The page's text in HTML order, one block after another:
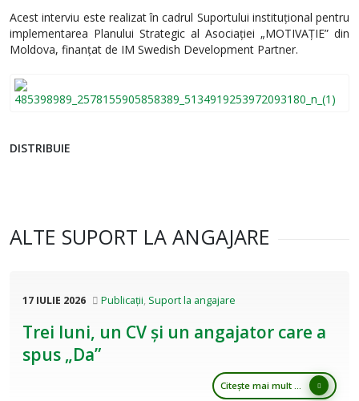
Acest interviu este realizat în cadrul Suportului instituțional pentru
implementarea Planului Strategic al Asociației „MOTIVAȚIE” din
Moldova, finanțat de IM Swedish Development Partner.
DISTRIBUIE
ALTE SUPORT LA ANGAJARE
17 IULIE 2026 Publicații, Suport la angajare
Trei luni, un CV și un angajator care a
spus „Da”
Citește mai mult ...